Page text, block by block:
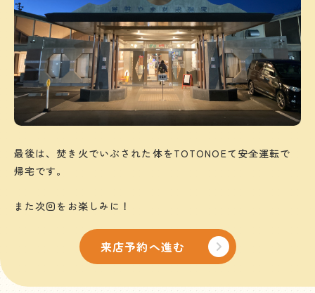
最後は、焚き火でいぶされた体をTOTONOEて安全運転で
帰宅です。
また次回をお楽しみに！
来店予約へ進む